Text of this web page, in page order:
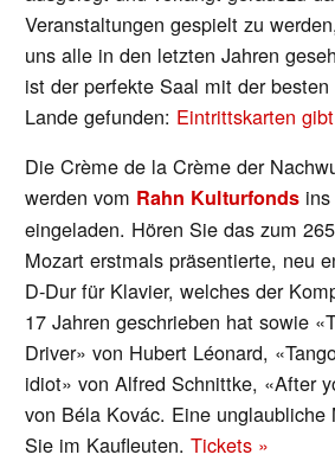
Veranstaltungen gespielt zu
uns alle in den letzten Jahren
ist der perfekte Saal mit der
Lande gefunden: Eintrittskarten
Die Crème de la Crème der
werden vom Rahn Kulturfonds
eingeladen. Hören Sie das zum
Mozart erstmals präsentierte, neu
D-Dur für Klavier, welches der
17 Jahren geschrieben hat sowie
Driver» von Hubert Léonard,
idiot» von Alfred Schnittke, «After
von Béla Kovác. Eine unglaubliche
Sie im Kaufleuten.Tickets »